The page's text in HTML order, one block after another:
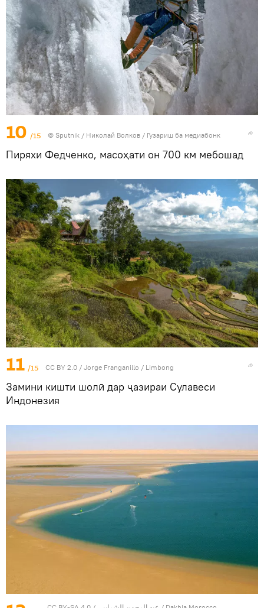
10 /15 © Sputnik / Николай Волков / Гузариш ба медиабонк
Пиряхи Федченко, масоҳати он 700 км мебошад
11 /15 CC BY 2.0 / Jorge Franganillo / Limbong
Замини кишти шолӣ дар ҷазираи Сулавеси
Индонезия